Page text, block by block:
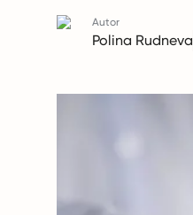
Autor
Polina Rudneva